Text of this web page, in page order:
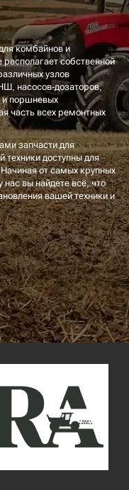
комбайнов и
собственной
узлов
насосов-дозаторов,
и поршневых
часть всех ремонтных
запчасти для
техники доступны для
от самых крупных
вы найдете всё, что
вашей техники и